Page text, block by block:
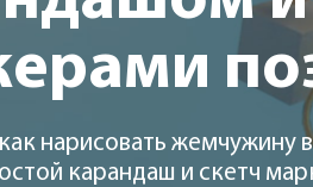
нарисовать жемчужину
карандаш и скетч